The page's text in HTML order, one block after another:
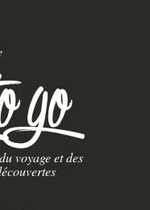
voyage et des